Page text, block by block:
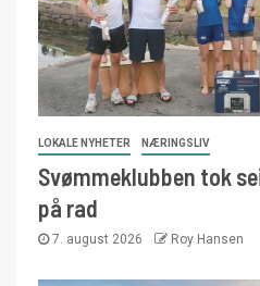
LOKALE NYHETER NÆRINGSLIV
Svømmeklubben tok
på rad
7. august 2026 Roy Hansen